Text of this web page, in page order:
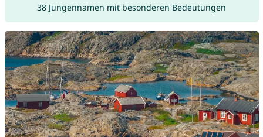
38 Jungennamen mit besonderen Bedeutungen